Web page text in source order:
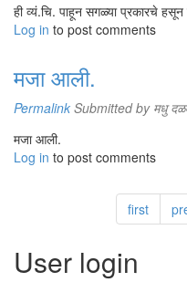
ही व्यं.चि. पाहून सगळ्या प्रकारचे
Log in to post comments
मजा आली.
Permalink Submitted by मधु
मजा आली.
Log in to post comments
first
User login